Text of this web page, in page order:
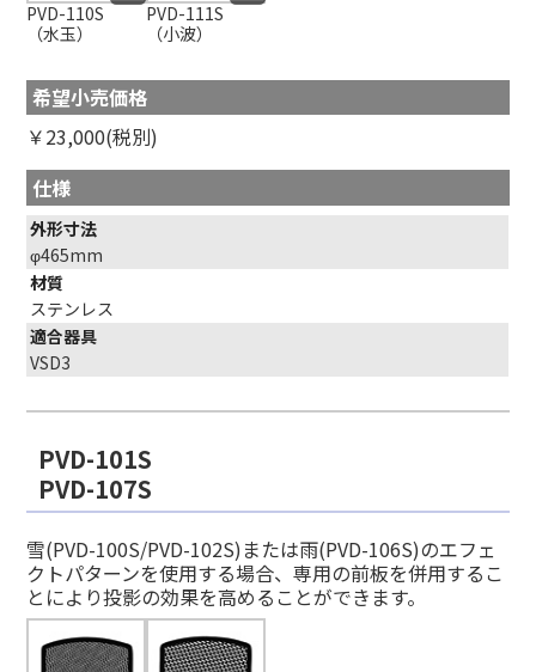
PVD-110S
（水玉）
PVD-111S
（小波）
希望小売価格
￥23,000(税別)
仕様
外形寸法
φ465mm
材質
ステンレス
適合器具
VSD3
PVD-101S
PVD-107S
雪(PVD-100S/PVD-102S)または雨(PVD-106S)のエフェ
クトパターンを使用する場合、専用の前板を併用するこ
とにより投影の効果を高めることができます。